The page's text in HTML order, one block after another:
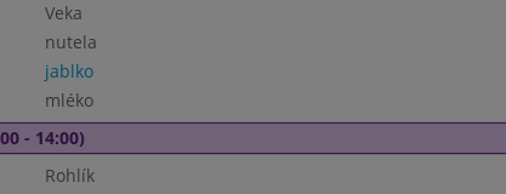
Veka
nutela
jablko
mléko
- 14:00)
Rohlík